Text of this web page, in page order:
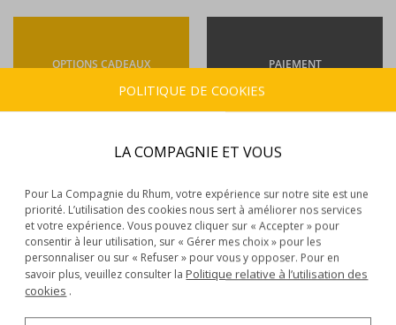
OPTIONS CADEAUX PAIEMENT
MODES DE PAIEMENT
Quels sont les moyens de paiement acceptés sur
votre site ?
SÉCURITÉ PAIEMENT
POLITIQUE DE COOKIES
LA COMPAGNIE ET VOUS
Pour La Compagnie du Rhum, votre expérience sur notre site est une
priorité. L’utilisation des cookies nous sert à améliorer nos services
et votre expérience. Vous pouvez cliquer sur « Accepter » pour
consentir à leur utilisation, sur « Gérer mes choix » pour les
personnaliser ou sur « Refuser » pour vous y opposer. Pour en
savoir plus, veuillez consulter laPolitique relative à l’utilisation des
cookies .